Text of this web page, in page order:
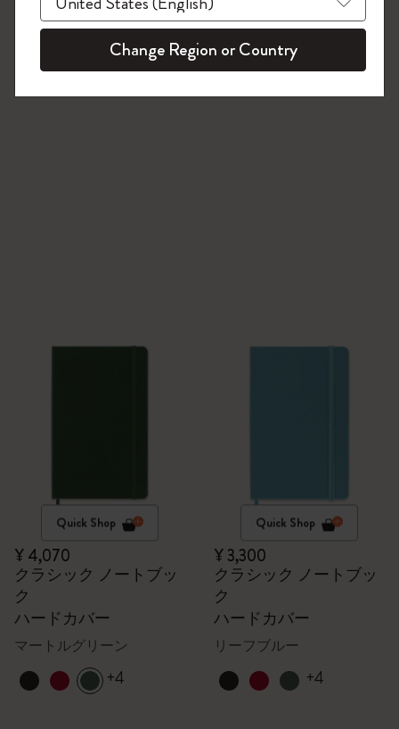
Quick Shop
¥ 4,070
クラシック ノートブッ
ク
ハードカバー
マートルグリーン
+4
Quick Shop
¥ 3,300
クラシック ノートブッ
ク
ハードカバー
リーフブルー
+4
今すぐ会員登録 !
Change Region or Country